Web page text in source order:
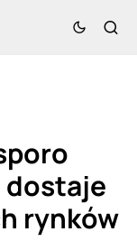
dostaje
rynków